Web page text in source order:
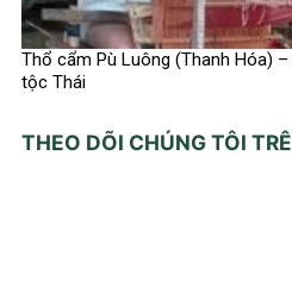
Thổ cẩm Pù Luông (Thanh Hóa)
tộc Thái
THEO DÕI CHÚNG TÔI